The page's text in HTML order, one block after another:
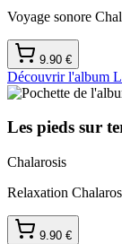
Voyage sonore
9.90 €
Découvrir l'album
Les pieds sur
Chalarosis
Relaxation
9.90 €